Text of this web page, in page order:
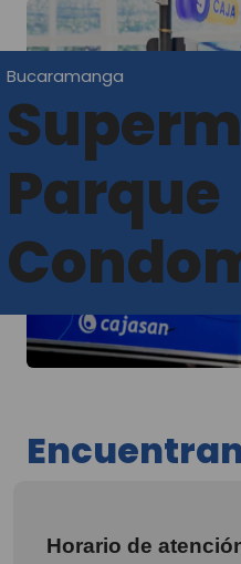
Bucaramanga
Parque
Horario de